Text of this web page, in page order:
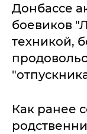
Донбассе
боевиков
техникой,
Как ранее